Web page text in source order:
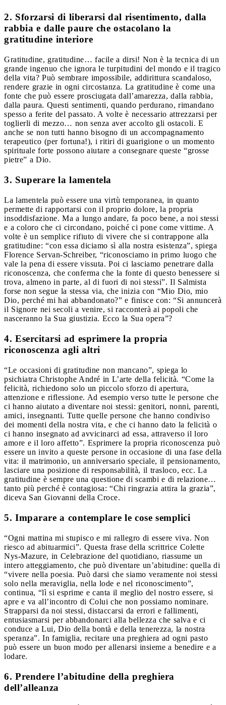
2. Sforzarsi di liberarsi dal risentimento, dalla
rabbia e dalle paure che ostacolano la
gratitudine interiore
Gratitudine, gratitudine… facile a dirsi! Non è la tecnica di un
grande ingenuo che ignora le turpitudini del mondo e il tragico
della vita? Può sembrare impossibile, addirittura scandaloso,
rendere grazie in ogni circostanza. La gratitudine è come una
fonte che può essere prosciugata dall’amarezza, dalla rabbia,
dalla paura. Questi sentimenti, quando perdurano, rimandano
spesso a ferite del passato. A volte è necessario attrezzarsi per
toglierli di mezzo… non senza aver accolto gli ostacoli. E
anche se non tutti hanno bisogno di un accompagnamento
terapeutico (per fortuna!), i ritiri di guarigione o un momento
spirituale forte possono aiutare a consegnare queste “grosse
pietre” a Dio.
3. Superare la lamentela
La lamentela può essere una virtù temporanea, in quanto
permette di rapportarsi con il proprio dolore, la propria
insoddisfazione. Ma a lungo andare, fa poco bene, a noi stessi
e a coloro che ci circondano, poiché ci pone come vittime. A
volte è un semplice rifiuto di vivere che si contrappone alla
gratitudine: “con essa diciamo sì alla nostra esistenza”, spiega
Florence Servan-Schreiber, “riconosciamo in primo luogo che
vale la pena di essere vissuta. Poi ci lasciamo penetrare dalla
riconoscenza, che conferma che la fonte di questo benessere si
trova, almeno in parte, al di fuori di noi stessi”. Il Salmista
forse non segue la stessa via, che inizia con “Mio Dio, mio
Dio, perché mi hai abbandonato?” e finisce con: “Si annuncerà
il Signore nei secoli a venire, si racconterà ai popoli che
nasceranno la Sua giustizia. Ecco la Sua opera”?
4. Esercitarsi ad esprimere la propria
riconoscenza agli altri
“Le occasioni di gratitudine non mancano”, spiega lo
psichiatra Christophe André in L’arte della felicità. “Come la
felicità, richiedono solo un piccolo sforzo di apertura,
attenzione e riflessione. Ad esempio verso tutte le persone che
ci hanno aiutato a diventare noi stessi: genitori, nonni, parenti,
amici, insegnanti. Tutte quelle persone che hanno condiviso
dei momenti della nostra vita, e che ci hanno dato la felicità o
ci hanno insegnato ad avvicinarci ad essa, attraverso il loro
amore e il loro affetto”. Esprimere la propria riconoscenza può
essere un invito a queste persone in occasione di una fase della
vita: il matrimonio, un anniversario speciale, il pensionamento,
lasciare una posizione di responsabilità, il trasloco, ecc. La
gratitudine è sempre una questione di scambi e di relazione…
tanto più perché è contagiosa: “Chi ringrazia attira la grazia”,
diceva San Giovanni della Croce.
5. Imparare a contemplare le cose semplici
“Ogni mattina mi stupisco e mi rallegro di essere viva. Non
riesco ad abituarmici”. Questa frase della scrittrice Colette
Nys-Mazure, in Celebrazione del quotidiano, riassume un
intero atteggiamento, che può diventare un’abitudine: quella di
“vivere nella poesia. Può darsi che siamo veramente noi stessi
solo nella meraviglia, nella lode e nel riconoscimento”,
continua, “lì si esprime e canta il meglio del nostro essere, si
apre e va all’incontro di Colui che non possiamo nominare.
Strapparsi da noi stessi, distaccarsi da errori e fallimenti,
entusiasmarsi per abbandonarci alla bellezza che salva e ci
conduce a Lui, Dio della bontà e della tenerezza, la nostra
speranza”. In famiglia, recitare una preghiera ad ogni pasto
può essere un buon modo per allenarsi insieme a benedire e a
lodare.
6. Prendere l’abitudine della preghiera
dell’alleanza